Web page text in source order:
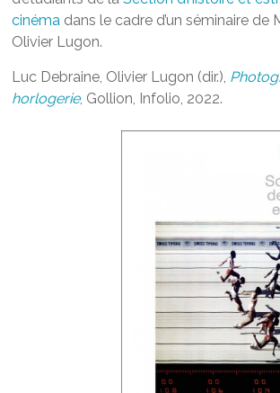
cinéma dans le cadre d’un séminaire de
Olivier Lugon.
Luc Debraine, Olivier Lugon (dir.),
horlogerie, Gollion, Infolio, 2022.